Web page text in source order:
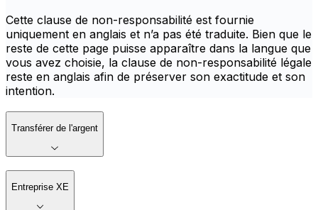
Cette clause de non-responsabilité est fournie
uniquement en anglais et n’a pas été traduite. Bien que le
reste de cette page puisse apparaître dans la langue que
vous avez choisie, la clause de non-responsabilité légale
reste en anglais afin de préserver son exactitude et son
intention.
Transférer de l'argent
Entreprise XE